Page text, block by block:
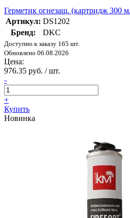
Герметик огнезащ. (картридж 300
Артикул: DS1202
Бренд:
DKC
Доступно к заказу 165 шт.
Обновлено 06.08.2026
Цена:
976.35 руб. / шт.
-
+
Купить
Новинка